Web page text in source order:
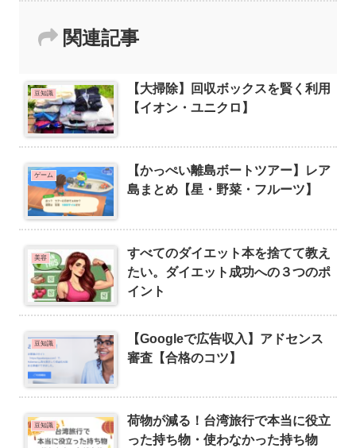
関連記事
豆知識
【大掃除】回収ボックスを賢く利用
【イオン・ユニクロ】
ゲーム
【かっぺい離島ボートツアー】レア
島まとめ【星・野菜・フルーツ】
美容
すべてのダイエット本を捨てて教え
たい。ダイエット成功への３つのポ
イント
豆知識
【Googleで広告収入】アドセンス
審査【合格のコツ】
豆知識
荷物が減る！台湾旅行で本当に役立
った持ち物・使わなかった持ち物